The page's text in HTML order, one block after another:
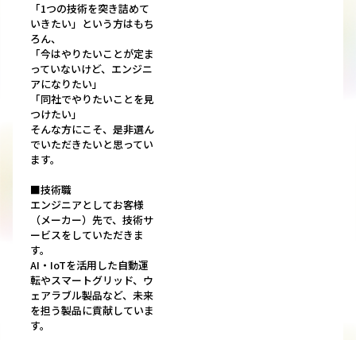
「1つの技術を突き詰めて
いきたい」という方はもち
ろん、
「今はやりたいことが定ま
っていないけど、エンジニ
アになりたい」
「同社でやりたいことを見
つけたい」
そんな方にこそ、是非選ん
でいただきたいと思ってい
ます。
■技術職
エンジニアとしてお客様
（メーカー）先で、技術サ
ービスをしていただきま
す。
AI・IoTを活用した自動運
転やスマートグリッド、ウ
ェアラブル製品など、未来
を担う製品に貢献していま
す。